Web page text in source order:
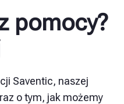
pomocy?
Saventic, naszej
o tym, jak możemy